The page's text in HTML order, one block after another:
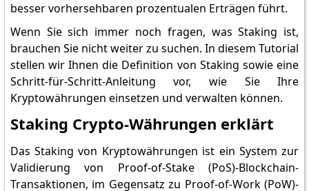
besser vorhersehbaren prozentualen Erträgen führt.
Wenn Sie sich immer noch fragen, was Staking ist,
brauchen Sie nicht weiter zu suchen. In diesem Tutorial
stellen wir Ihnen die Definition von Staking sowie eine
Schritt-für-Schritt-Anleitung vor, wie Sie Ihre
Kryptowährungen einsetzen und verwalten können.
Staking Crypto-Währungen erklärt
Das Staking von Kryptowährungen ist ein System zur
Validierung von Proof-of-Stake (PoS)-Blockchain-
Transaktionen, im Gegensatz zu Proof-of-Work (PoW)-